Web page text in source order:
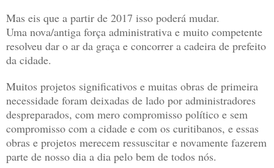
Mas eis que a partir de 2017 isso poderá mudar.
Uma nova/antiga força administrativa e muito competente
resolveu dar o ar da graça e concorrer a cadeira de prefeito
da cidade.
Muitos projetos significativos e muitas obras de primeira
necessidade foram deixadas de lado por administradores
despreparados, com mero compromisso político e sem
compromisso com a cidade e com os curitibanos, e essas
obras e projetos merecem ressuscitar e novamente fazerem
parte de nosso dia a dia pelo bem de todos nós.